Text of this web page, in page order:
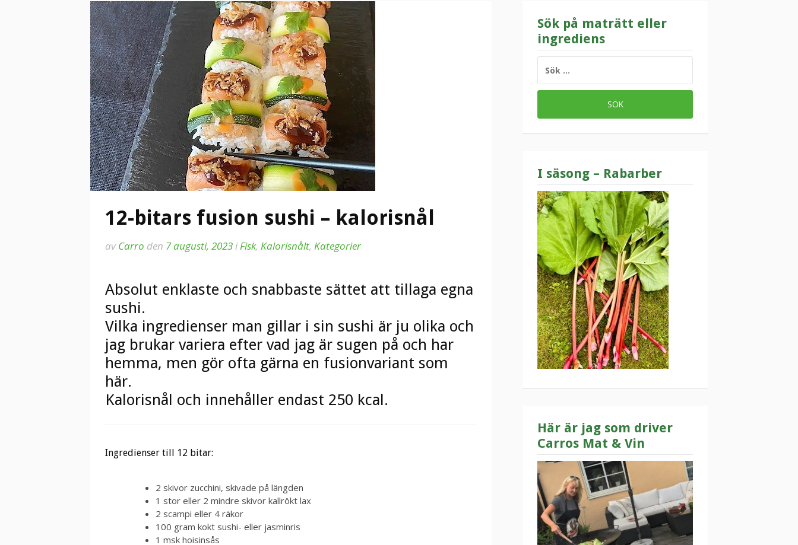
12-bitars fusion sushi – kalorisnål
avCarro den 7 augusti, 2023iFisk, Kalorisnålt, Kategorier
Absolut enklaste och snabbaste sättet att tillaga egna
sushi.
Vilka ingredienser man gillar i sin sushi är ju olika och
jag brukar variera efter vad jag är sugen på och har
hemma, men gör ofta gärna en fusionvariant som
här.
Kalorisnål och innehåller endast 250 kcal.
Ingredienser till 12 bitar:
2 skivor zucchini, skivade på längden
1 stor eller 2 mindre skivor kallrökt lax
2 scampi eller 4 räkor
100 gram kokt sushi- eller jasminris
1 msk hoisinsås
Sök på maträtt eller
ingrediens
EFTER:
I säsong – Rabarber
Här är jag som driver
Carros Mat & Vin